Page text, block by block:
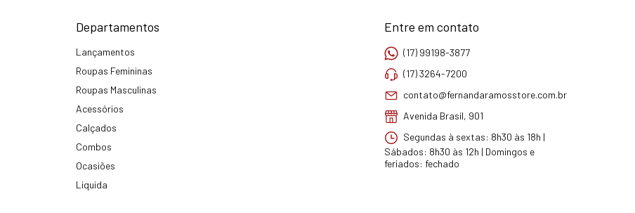
Departamentos
Lançamentos
Roupas Femininas
Roupas Masculinas
Acessórios
Calçados
Combos
Ocasiões
Liquida
Entre em contato
(17) 99198-3877
(17) 3264-7200
contato@fernandaramosstore.com.br
Avenida Brasil, 901
Segundas à sextas: 8h30 às 18h |
Sábados: 8h30 às 12h | Domingos e
feriados: fechado